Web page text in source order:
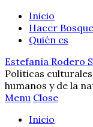
Inicio
Hacer
Quién es
Estefanía Rodero
Políticas
humanos y de la
Menu Close
Inicio